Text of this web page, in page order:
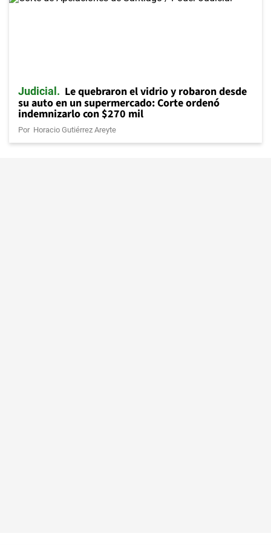
Judicial Le quebraron el vidrio y robaron desde
su auto en un supermercado: Corte ordenó
indemnizarlo con $270 mil
Por Horacio Gutiérrez Areyte